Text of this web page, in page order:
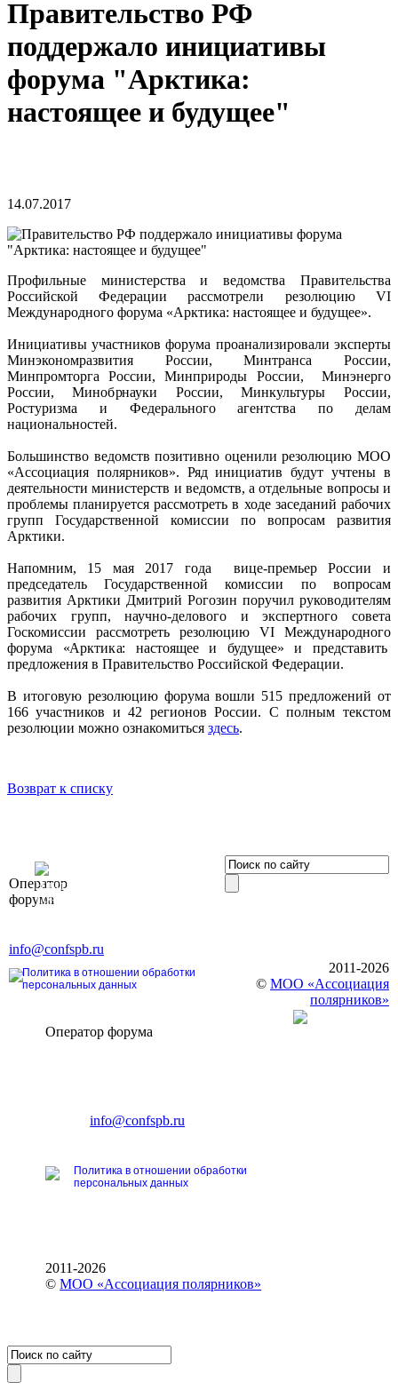
Правительство РФ
поддержало инициативы
форума "Арктика:
настоящее и будущее"
14.07.2017
Профильные министерства и ведомства Правительства
Российской Федерации рассмотрели резолюцию VI
Международного форума «Арктика: настоящее и будущее».
Инициативы участников форума проанализировали эксперты
Минэкономразвития России, Минтранса России,
Минпромторга России, Минприроды России, Минэнерго
России, Минобрнауки России, Минкультуры России,
Ростуризма и Федерального агентства по делам
национальностей.
Большинство ведомств позитивно оценили резолюцию МОО
«Ассоциация полярников». Ряд инициатив будут учтены в
деятельности министерств и ведомств, а отдельные вопросы и
проблемы планируется рассмотреть в ходе заседаний рабочих
групп Государственной комиссии по вопросам развития
Арктики.
Напомним, 15 мая 2017 года вице-премьер России и
председатель Государственной комиссии по вопросам
развития Арктики Дмитрий Рогозин поручил руководителям
рабочих групп, научно-делового и экспертного совета
Госкомиссии рассмотреть резолюцию VI Международного
форума «Арктика: настоящее и будущее» и представить
предложения в Правительство Российской Федерации.
В итоговую резолюцию форума вошли 515 предложений от
166 участников и 42 регионов России. С полным текстом
резолюции можно ознакомиться здесь.
Возврат к списку
Оператор
форума
Элит»
196191, г. Санкт-Петербург,
info@confspb.ru
Политика в отношении обработки
персональных данных
2011-2026
© МОО «Ассоциация
полярников»
Оператор форума
E-mail:info@confspb.ru
Политика в отношении обработки
персональных данных
2011-2026
©МОО «Ассоциация полярников»